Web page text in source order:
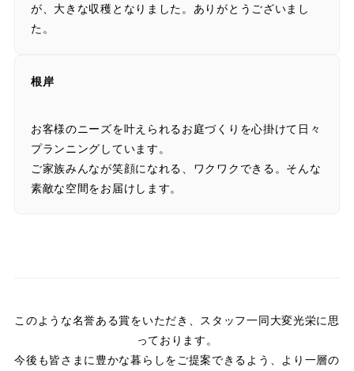
が、大きな収穫となりました。ありがとうございまし
た。
根岸
お客様のニーズを叶えられるお庭づくりを心掛けて日々
プランニングしています。
ご家族みんなが笑顔になれる、ワクワクできる。そんな
素敵な空間をお届けします。
このような名誉ある賞をいただき、スタッフ一同大変光栄に思
っております。
今後も皆さまに豊かな暮らしをご提案できるよう、より一層の